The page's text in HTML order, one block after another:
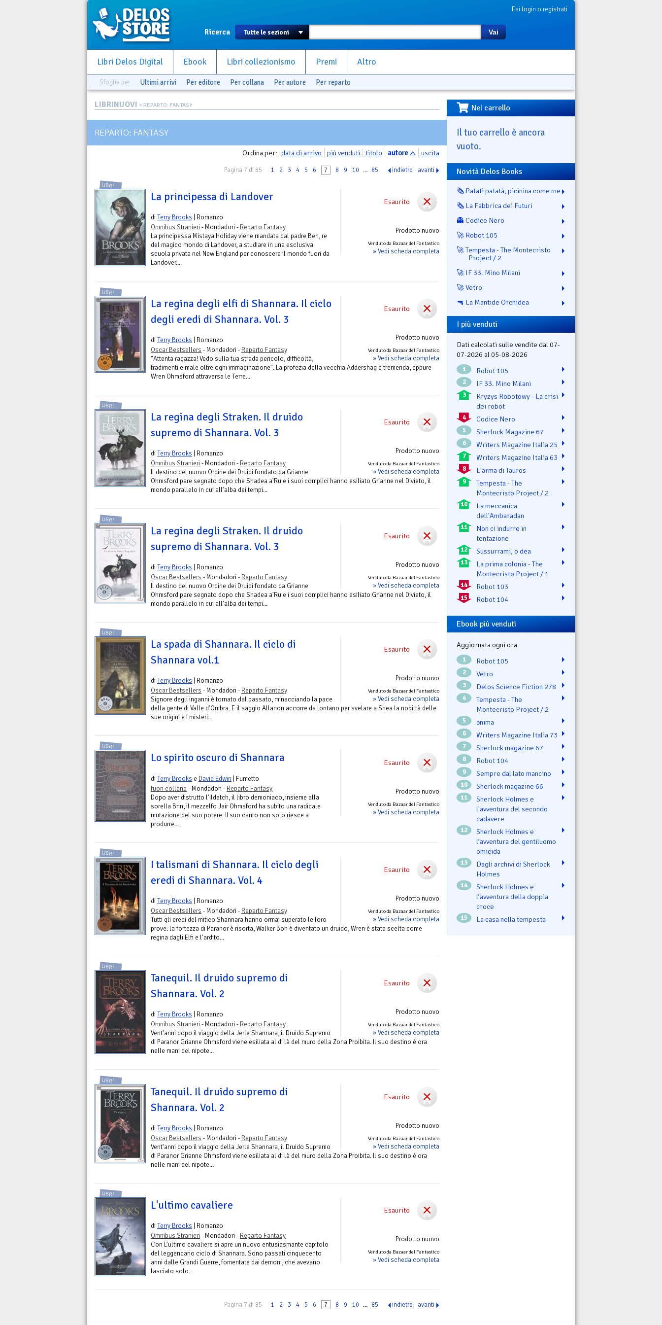
Fai login o registrati
Ricerca Vai
Libri Delos Digital Ebook Libri collezionismo Premi Altro
Sfoglia per Ultimi arrivi Per editore Per collana Per autore Per reparto
LIBRINUOVI > REPARTO: FANTASY
REPARTO: FANTASY
Ordina per: data di arrivo più venduti titolo autore uscita
Pagina 7 di 85 1 2 3 4 5 6 7 8 9 10 ... 85 indietro avanti
Esaurito
Prodotto nuovo
Venduto da Bazaar del Fantastico
» Vedi scheda completa
LIBRI
La principessa di Landover
diTerry Brooks | Romanzo
Omnibus Stranieri - Mondadori - Reparto Fantasy
La principessa Mistaya Holiday viene mandata dal padre Ben, re
del magico mondo di Landover, a studiare in una esclusiva
scuola privata nel New England per conoscere il mondo fuori da
Landover....
Esaurito
Prodotto nuovo
Venduto da Bazaar del Fantastico
» Vedi scheda completa
LIBRI
La regina degli elfi di Shannara. Il ciclo
degli eredi di Shannara. Vol. 3
diTerry Brooks | Romanzo
Oscar Bestsellers - Mondadori - Reparto Fantasy
"Attenta ragazza! Vedo sulla tua strada pericolo, difficoltà,
tradimenti e male oltre ogni immaginazione". La profezia della vecchia Addershag è tremenda, eppure
Wren Ohmsford attraversa le Terre...
Esaurito
Prodotto nuovo
Venduto da Bazaar del Fantastico
» Vedi scheda completa
LIBRI
La regina degli Straken. Il druido
supremo di Shannara. Vol. 3
diTerry Brooks | Romanzo
Omnibus Stranieri - Mondadori - Reparto Fantasy
Il destino del nuovo Ordine dei Druidi fondato da Grianne
Ohmsford pare segnato dopo che Shadea a'Ru e i suoi complici hanno esiliato Grianne nel Divieto, il
mondo parallelo in cui all'alba dei tempi...
Esaurito
Prodotto nuovo
Venduto da Bazaar del Fantastico
» Vedi scheda completa
LIBRI
La regina degli Straken. Il druido
supremo di Shannara. Vol. 3
diTerry Brooks | Romanzo
Oscar Bestsellers - Mondadori - Reparto Fantasy
Il destino del nuovo Ordine dei Druidi fondato da Grianne
Ohmsford pare segnato dopo che Shadea a'Ru e i suoi complici hanno esiliato Grianne nel Divieto, il
mondo parallelo in cui all'alba dei tempi...
Esaurito
Prodotto nuovo
Venduto da Bazaar del Fantastico
» Vedi scheda completa
LIBRI
La spada di Shannara. Il ciclo di
Shannara vol.1
diTerry Brooks | Romanzo
Oscar Bestsellers - Mondadori - Reparto Fantasy
Signore degli inganni è tornato dal passato, minacciando la pace
della gente di Valle d'Ombra. E il saggio Allanon accorre da lontano per svelare a Shea la nobiltà delle
sue origini e i misteri...
Esaurito
Prodotto nuovo
Venduto da Bazaar del Fantastico
» Vedi scheda completa
LIBRI
Lo spirito oscuro di Shannara
diTerry Brooks e David Edwin | Fumetto
fuori collana- Mondadori - Reparto Fantasy
Dopo aver distrutto l'Ildatch, il libro demoniaco, insieme alla
sorella Brin, il mezzelfo Jair Ohmsford ha subito una radicale
mutazione del suo potere. II suo canto non solo riesce a
produrre...
Esaurito
Prodotto nuovo
Venduto da Bazaar del Fantastico
» Vedi scheda completa
LIBRI
I talismani di Shannara. Il ciclo degli
eredi di Shannara. Vol. 4
diTerry Brooks | Romanzo
Oscar Bestsellers - Mondadori - Reparto Fantasy
Tutti gli eredi del mitico Shannara hanno ormai superato le loro
prove: la fortezza di Paranor è risorta, Walker Boh è diventato un druido, Wren è stata scelta come
regina dagli Elfi e l'ardito...
Esaurito
Prodotto nuovo
Venduto da Bazaar del Fantastico
» Vedi scheda completa
LIBRI
Tanequil. Il druido supremo di
Shannara. Vol. 2
diTerry Brooks | Romanzo
Omnibus Stranieri - Mondadori - Reparto Fantasy
Vent'anni dopo il viaggio della Jerle Shannara, il Druido Supremo
di Paranor Grianne Ohmsford viene esiliata al di là del muro della Zona Proibita. Il suo destino è ora
nelle mani del nipote...
Esaurito
Prodotto nuovo
Venduto da Bazaar del Fantastico
» Vedi scheda completa
LIBRI
Tanequil. Il druido supremo di
Shannara. Vol. 2
diTerry Brooks | Romanzo
Oscar Bestsellers - Mondadori - Reparto Fantasy
Vent'anni dopo il viaggio della Jerle Shannara, il Druido Supremo
di Paranor Grianne Ohmsford viene esiliata al di là del muro della Zona Proibita. Il suo destino è ora
nelle mani del nipote...
Esaurito
Prodotto nuovo
Venduto da Bazaar del Fantastico
» Vedi scheda completa
LIBRI
L'ultimo cavaliere
diTerry Brooks | Romanzo
Omnibus Stranieri - Mondadori - Reparto Fantasy
Con L’ultimo cavaliere si apre un nuovo entusiasmante capitolo
del leggendario ciclo di Shannara. Sono passati cinquecento
anni dalle Grandi Guerre, fomentate dai demoni, che avevano
lasciato solo...
Pagina 7 di 85 1 2 3 4 5 6 7 8 9 10 ... 85 indietro avanti
Nel carrello
Il tuo carrello è ancora
vuoto.
Novità Delos Books
🗞️ Patatì patatà, picinina come me
🗞️ La Fabbrica dei Futuri
👻 Codice Nero
🚀 Robot 105
🚀 Tempesta - The Montecristo
Project / 2
🚀 IF 33. Mino Milani
🚀 Vetro
🔫 La Mantide Orchidea
I più venduti
Dati calcolati sulle vendite dal 07-
07-2026 al 05-08-2026
1 Robot 105
2 IF 33. Mino Milani
3
Kryzys Robotowy - La crisi
dei robot
4 Codice Nero
5 Sherlock Magazine 67
6 Writers Magazine Italia 25
7 Writers Magazine Italia 63
8 L'arma di Tauros
9
Tempesta - The
Montecristo Project / 2
10
La meccanica
dell'Ambaradan
11
Non ci indurre in
tentazione
12 Sussurrami, o dea
13
La prima colonia - The
Montecristo Project / 1
14 Robot 103
15 Robot 104
Ebook più venduti
Aggiornata ogni ora
1 Robot 105
2 Vetro
3 Delos Science Fiction 278
4
Tempesta - The
Montecristo Project / 2
5 ənima
6 Writers Magazine Italia 73
7 Sherlock magazine 67
8 Robot 104
9 Sempre dal lato mancino
10 Sherlock magazine 66
11
Sherlock Holmes e
l'avventura del secondo
cadavere
12
Sherlock Holmes e
l’avventura del gentiluomo
omicida
13
Dagli archivi di Sherlock
Holmes
14
Sherlock Holmes e
l’avventura della doppia
croce
15 La casa nella tempesta